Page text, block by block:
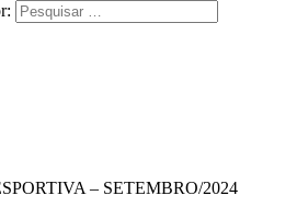
– SETEMBRO/2024